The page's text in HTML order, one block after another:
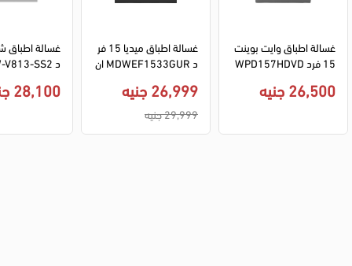
15 فرد WPD157HDVD
26,500 جنيه
غسالة اطباق ميديا 15 فر
د MDWEF1533GUR ان
مضاد للبكتيريا - اسود (ض
مان ميراكو)
26,999 جنيه
29,999 جنيه
28,100 جنيه